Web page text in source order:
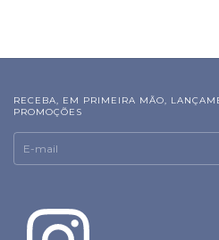
RECEBA, EM PRIMEIRA MÃO,
PROMOÇÕES